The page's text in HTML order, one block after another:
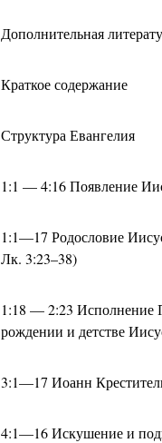
Дополнительная
Краткое содержание
Структура Евангелия
1:1 — 4:16 Появление
1:1—17 Родословие
Лк. 3:23–38)
1:18 — 2:23 Исполнение
рождении и детстве
3:1—17 Иоанн
4:1—16 Искушение и